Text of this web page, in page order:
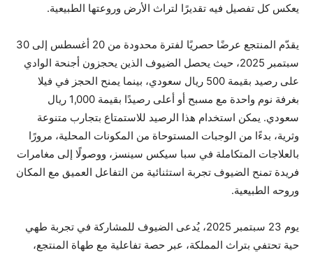
يعكس كل تفصيل فيه تقديرًا لتراث الأرض وروعتها الطبيعية.
يقدّم المنتجع عرضًا حصريًا لفترة محدودة من 20 أغسطس إلى 30
سبتمبر 2025، حيث يحصل الضيوف الذين يحجزون أجنحة الوادي
على رصيد بقيمة 500 ريال سعودي، بينما يمنح الحجز في فيلا
بغرفة نوم واحدة مع مسبح أو أعلى رصيدًا بقيمة 1,000 ريال
سعودي. يمكن استخدام هذا الرصيد للاستمتاع بتجارب متنوعة
وثرية، بدءًا من الوجبات المستوحاة من المكونات المحلية، مرورًا
بالعلاجات المتكاملة في سبا سيكس سينسز، ووصولًا إلى مغامرات
فريدة تمنح الضيوف تجربة استثنائية من التفاعل العميق مع المكان
وروحه الطبيعية.
يوم 23 سبتمبر 2025، يُدعى الضيوف للمشاركة في تجربة طهي
حية تحتفي بتراث المملكة، عبر حصة تفاعلية مع طهاة المنتجع،